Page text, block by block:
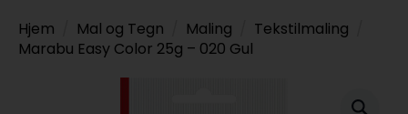
Hjem Mal og Tegn Maling
Tekstilmaling
Marabu Easy Color 25g – 020 Gul